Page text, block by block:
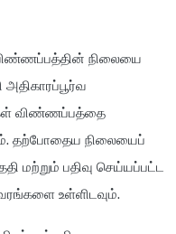
விண்ணப்பத்தின் நிலையை
விண்ணப்பத்தை
தற்போதைய நிலையைப்
மற்றும் பதிவு செய்யப்பட்ட
உள்ளிடவும்.